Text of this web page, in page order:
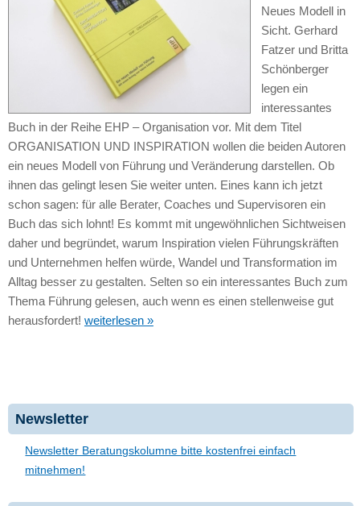
Neues Modell in
Sicht. Gerhard
Fatzer und Britta
Schönberger
legen ein
interessantes
Buch in der Reihe EHP – Organisation vor. Mit dem Titel
ORGANISATION UND INSPIRATION wollen die beiden Autoren
ein neues Modell von Führung und Veränderung darstellen. Ob
ihnen das gelingt lesen Sie weiter unten. Eines kann ich jetzt
schon sagen: für alle Berater, Coaches und Supervisoren ein
Buch das sich lohnt! Es kommt mit ungewöhnlichen Sichtweisen
daher und begründet, warum Inspiration vielen Führungskräften
und Unternehmen helfen würde, Wandel und Transformation im
Alltag besser zu gestalten. Selten so ein interessantes Buch zum
Thema Führung gelesen, auch wenn es einen stellenweise gut
herausfordert! weiterlesen »
Newsletter
Newsletter Beratungskolumne bitte kostenfrei einfach
mitnehmen!